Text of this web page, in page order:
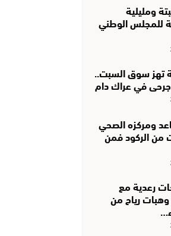
ومليلية
للمجلس الوطني
تهز سوق السبت..
جرحى في عراك دام
ومركزه الصحي
من الركود فمن
رعدية مع
رياح من